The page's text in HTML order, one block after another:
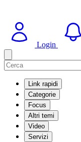
Login
Link rapidi
Categorie
Focus
Altri temi
Video
Servizi